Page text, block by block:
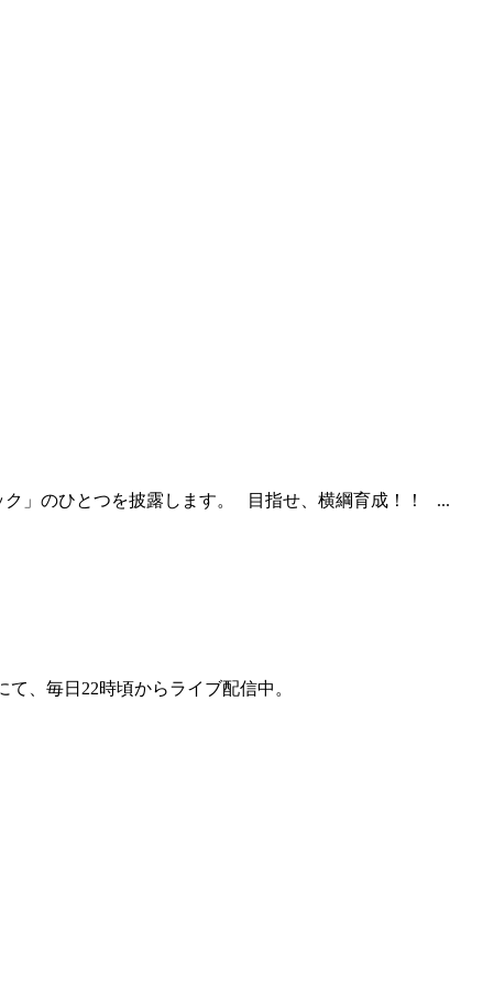
ク」のひとつを披露します。 目指せ、横綱育成！！ ...
て、毎日22時頃からライブ配信中。